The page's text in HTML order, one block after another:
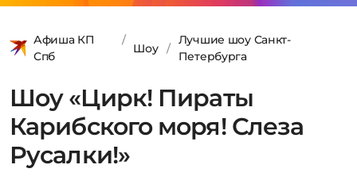
Афиша КП
Спб
Шоу
Лучшие шоу Санкт-
Петербурга
Шоу «Цирк! Пираты
Карибского моря! Слеза
Русалки!»